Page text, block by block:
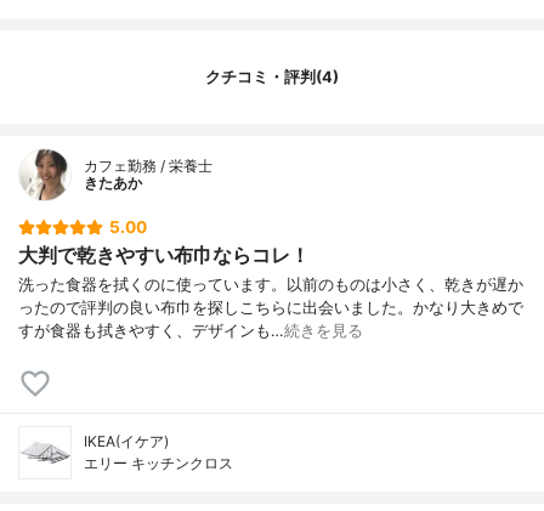
クチコミ・評判(4)
カフェ勤務 / 栄養士
きたあか
5.00
大判で乾きやすい布巾ならコレ！
洗った食器を拭くのに使っています。以前のものは小さく、乾きが遅か
ったので評判の良い布巾を探しこちらに出会いました。かなり大きめで
すが食器も拭きやすく、デザインも…続きを見る
IKEA(イケア)
エリー キッチンクロス